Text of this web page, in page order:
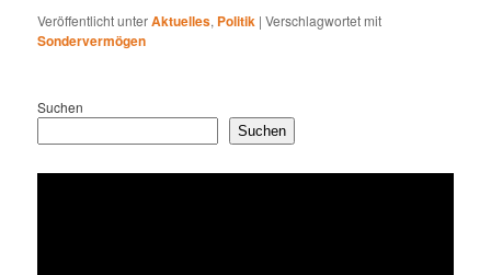
Veröffentlicht unterAktuelles, Politik |Verschlagwortet mit
Sondervermögen
Suchen
Suchen